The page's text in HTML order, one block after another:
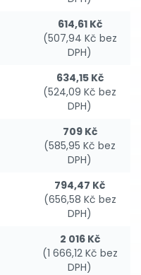
614,61 Kč
(507,94 Kč bez
DPH)
634,15 Kč
(524,09 Kč bez
DPH)
709 Kč
(585,95 Kč bez
DPH)
794,47 Kč
(656,58 Kč bez
DPH)
2 016 Kč
(1 666,12 Kč bez
DPH)